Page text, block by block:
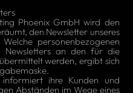
Phoenix GmbH wird den
den Newsletter unseres
personenbezogenen
Newsletters an den für die
werden, ergibt sich
ihre Kunden und
Abständen im Wege eines